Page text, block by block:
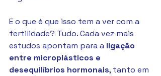
E o que é que isso tem a ver com a
fertilidade? Tudo. Cada vez mais
estudos apontam para a ligação
entre microplásticos e
desequilíbrios hormonais, tanto em